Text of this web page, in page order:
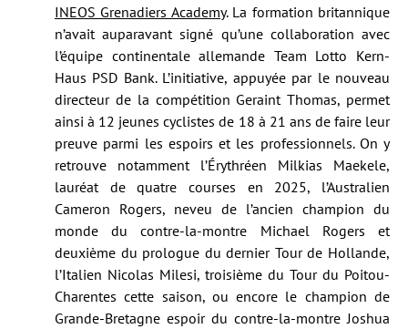
INEOS Grenadiers Academy. La formation britannique
n’avait auparavant signé qu’une collaboration avec
l’équipe continentale allemande Team Lotto Kern-
Haus PSD Bank. L’initiative, appuyée par le nouveau
directeur de la compétition Geraint Thomas, permet
ainsi à 12 jeunes cyclistes de 18 à 21 ans de faire leur
preuve parmi les espoirs et les professionnels. On y
retrouve notamment l’Érythréen Milkias Maekele,
lauréat de quatre courses en 2025, l’Australien
Cameron Rogers, neveu de l’ancien champion du
monde du contre-la-montre Michael Rogers et
deuxième du prologue du dernier Tour de Hollande,
l’Italien Nicolas Milesi, troisième du Tour du Poitou-
Charentes cette saison, ou encore le champion de
Grande-Bretagne espoir du contre-la-montre Joshua